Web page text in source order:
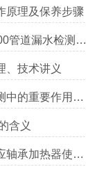
原理及保养步骤
JT-2000和JT-3000管道漏水检测，检漏仪器在实测应用中的特点
、技术讲义
测振仪在设备检测中的重要作用之简析
含义
轴承加热器，感应轴承加热器使用常见问题总结！